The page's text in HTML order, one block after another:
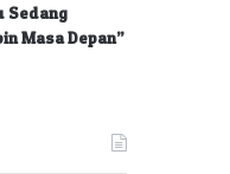
Sedang
Masa Depan”